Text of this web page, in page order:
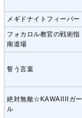
メギドナイトフィーバー
フォカロル教官の戦術指
南道場
誓う言葉
絶対無敵☆KAWAIIIIガー
ル